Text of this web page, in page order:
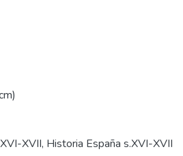
XVII, Historia España s.XVI-XVII